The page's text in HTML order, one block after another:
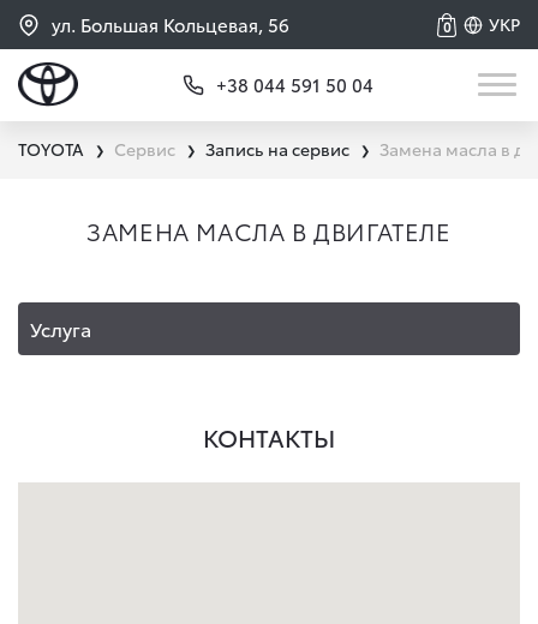
ул. Большая Кольцевая, 56 УКР
0
+38 044 591 50 04
TOYOTA ❯ Сервис ❯ Запись на сервис ❯ Замена масла в
ЗАМЕНА МАСЛА В ДВИГАТЕЛЕ
Услуга
КОНТАКТЫ